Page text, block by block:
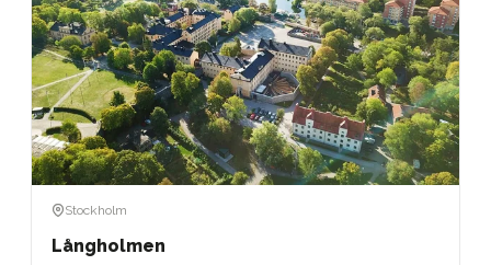
Stockholm
Långholmen